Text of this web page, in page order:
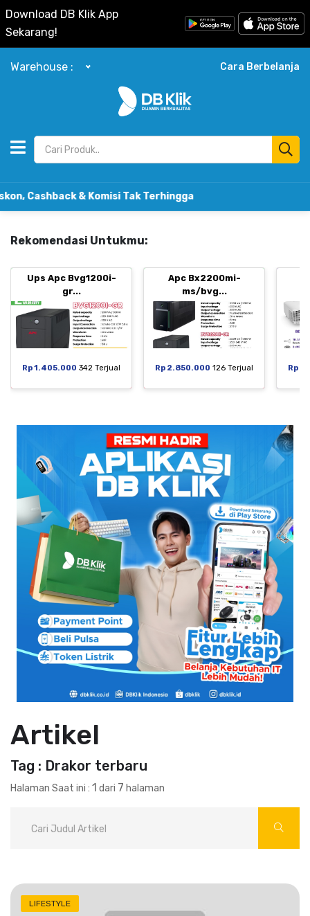
Download DB Klik App
Sekarang!
Warehouse : Cara Berbelanja
& Komisi Tak Terhingga
Rekomendasi Untukmu:
Ups Apc Bvg1200i-
gr...
Rp 1.405.000 342 Terjual
Apc Bx2200mi-
ms/bvg...
Rp 2.850.000 126 Terjual Rp
Artikel
Tag : Drakor terbaru
Halaman Saat ini : 1 dari 7 halaman
LIFESTYLE